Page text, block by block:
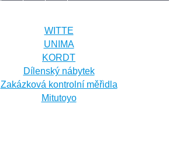
WITTE
UNIMA
KORDT
Dílenský nábytek
Zakázková kontrolní měřidla
Mitutoyo